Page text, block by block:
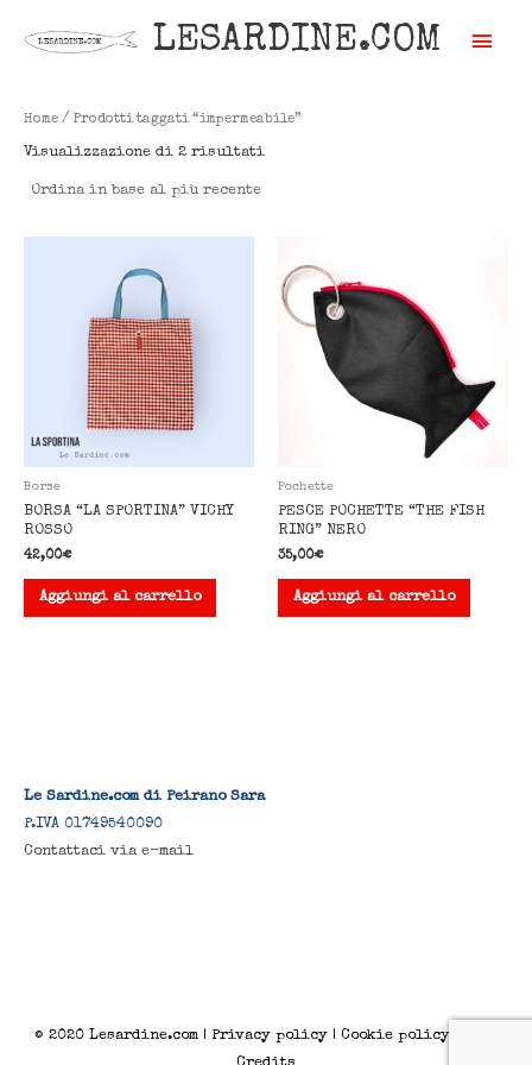
LESARDINE.COM
Home / Prodotti taggati “impermeabile”
Visualizzazione di 2 risultati
base
Borse
BORSA “LA SPORTINA” VICHY
ROSSO
42,00€
Aggiungi al carrello
Pochette
PESCE POCHETTE “THE FISH
RING” NERO
35,00€
Aggiungi al carrello
Le Sardine.com di Peirano Sara
P.IVA 01749540090
Contattaci via e-mail
© 2020 Lesardine.com| Privacy policy| Cookie policy